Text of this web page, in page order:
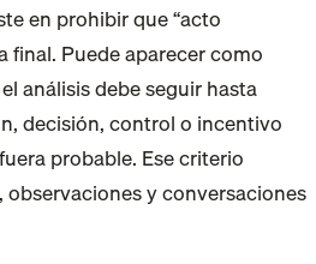
en prohibir que “acto
final. Puede aparecer como
análisis debe seguir hasta
decisión, control o incentivo
probable. Ese criterio
y conversaciones